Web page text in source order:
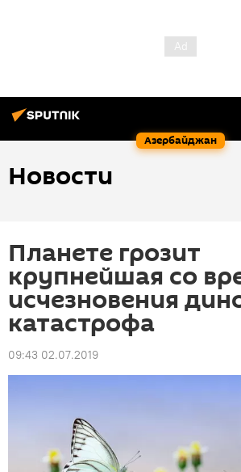
Азербайджан
Новости
Планете грозит
крупнейшая со
исчезновения
катастрофа
09:43 02.07.2019